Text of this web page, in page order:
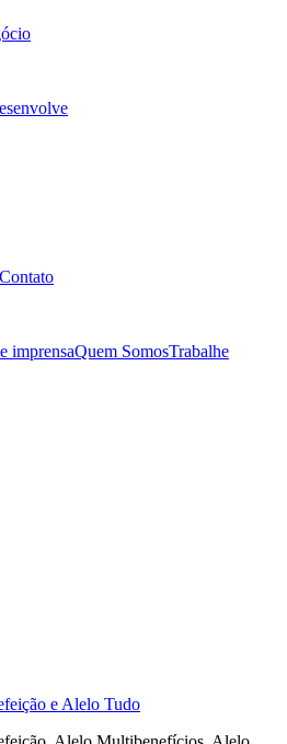
Contato
imprensaQuem SomosTrabalhe
e Alelo Tudo